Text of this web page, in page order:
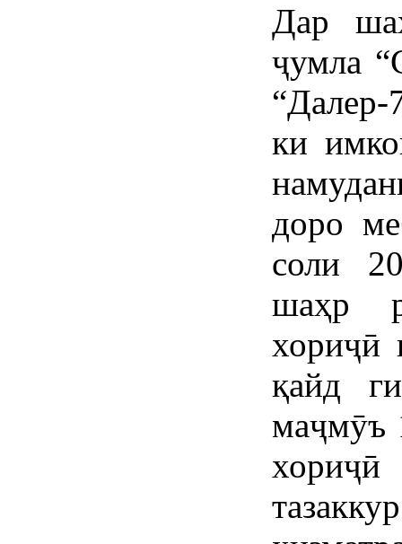
Дар
ҷумла
ки
доро
соли
шаҳр
хориҷӣ
қайд
маҷмӯъ